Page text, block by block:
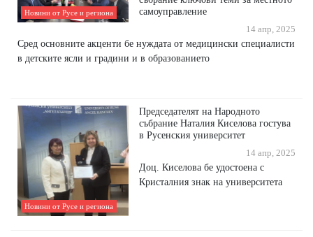
Новини от Русе и региона
самоуправление
14 апр, 2025
Сред основните акценти бе нуждата от медицински специалисти
в детските ясли и градини и в образованието
Новини от Русе и региона
Председателят на Народното
събрание Наталия Киселова гостува
в Русенския университет
14 апр, 2025
Доц. Киселова бе удостоена с
Кристалния знак на университета